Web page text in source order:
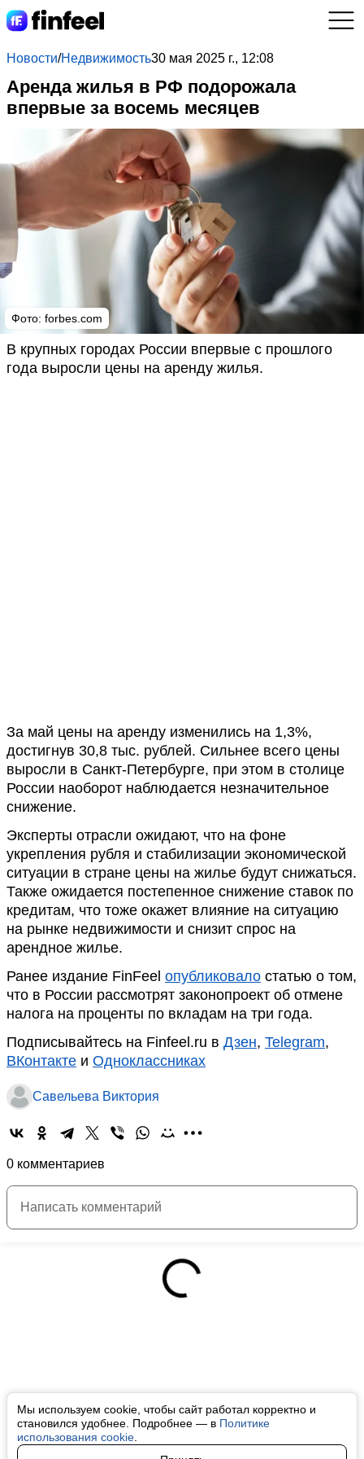
Мы используем cookie, чтобы сайт работал корректно и
становился удобнее. Подробнее — в Политике
использования cookie
Новости/Недвижимость30 мая 2025 г., 12:08
Аренда жилья в РФ подорожала
впервые за восемь месяцев
Фото: forbes.com
В крупных городах России впервые с прошлого
года выросли цены на аренду жилья.
За май цены на аренду изменились на 1,3%,
достигнув 30,8 тыс. рублей. Сильнее всего цены
выросли в Санкт-Петербурге, при этом в столице
России наоборот наблюдается незначительное
снижение.
Эксперты отрасли ожидают, что на фоне
укрепления рубля и стабилизации экономической
ситуации в стране цены на жилье будут снижаться.
Также ожидается постепенное снижение ставок по
кредитам, что тоже окажет влияние на ситуацию
на рынке недвижимости и снизит спрос на
арендное жилье.
Ранее издание FinFeel опубликовало статью о том,
что в России рассмотрят законопроект об отмене
налога на проценты по вкладам на три года.
Подписывайтесь на Finfeel.ru в Дзен, Telegram,
ВКонтакте и Одноклассниках
Савельева Виктория
0 комментариев